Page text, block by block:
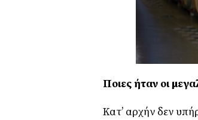
Ποιες ήταν οι
Κατ’ αρχήν δεν